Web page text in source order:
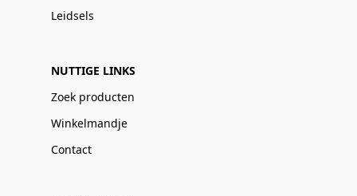
Leidsels
NUTTIGE LINKS
Zoek producten
Winkelmandje
Contact